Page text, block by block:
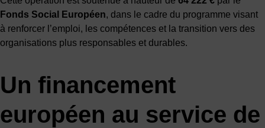
Fonds Social Européen, dans le cadre du programme visant
à renforcer l’emploi, les compétences et la transition vers des
organisations plus responsables et durables.
Un financement
européen au service de